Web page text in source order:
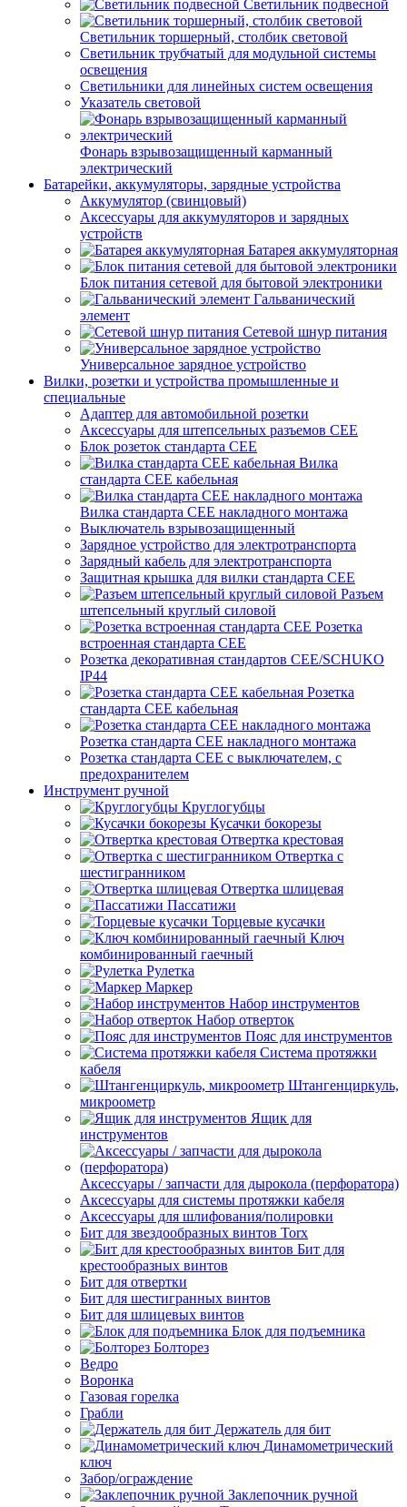
Светильник подвесной
Светильник торшерный, столбик световой
Светильник трубчатый для модульной системы
освещения
Светильники для линейных систем освещения
Указатель световой
Фонарь взрывозащищенный карманный
электрический
Батарейки, аккумуляторы, зарядные устройства
Аккумулятор (свинцовый)
Аксессуары для аккумуляторов и зарядных
устройств
Батарея аккумуляторная
Блок питания сетевой для бытовой электроники
Гальванический
элемент
Сетевой шнур питания
Универсальное зарядное устройство
Вилки, розетки и устройства промышленные и
специальные
Адаптер для автомобильной розетки
Аксессуары для штепсельных разъемов CEE
Блок розеток стандарта CEE
Вилка
стандарта CEE кабельная
Вилка стандарта CEE накладного монтажа
Выключатель взрывозащищенный
Зарядное устройство для электротранспорта
Зарядный кабель для электротранспорта
Защитная крышка для вилки стандарта CEE
Разъем
штепсельный круглый силовой
Розетка
встроенная стандарта CEE
Розетка декоративная стандартов CEE/SCHUKO
IP44
Розетка
стандарта СЕЕ кабельная
Розетка стандарта СЕЕ накладного монтажа
Розетка стандарта СЕЕ с выключателем, с
предохранителем
Инструмент ручной
Круглогубцы
Кусачки бокорезы
Отвертка крестовая
Отвертка с
шестигранником
Отвертка шлицевая
Пассатижи
Торцевые кусачки
Ключ
комбинированный гаечный
Рулетка
Маркер
Набор инструментов
Набор отверток
Пояс для инструментов
Система протяжки
кабеля
Штангенциркуль,
микроометр
Ящик для
инструментов
Аксессуары / запчасти для дырокола (перфоратора)
Аксессуары для системы протяжки кабеля
Аксессуары для шлифования/полировки
Бит для звездообразных винтов Torx
Бит для
крестообразных винтов
Бит для отвертки
Бит для шестигранных винтов
Бит для шлицевых винтов
Блок для подъемника
Болторез
Ведро
Воронка
Газовая горелка
Грабли
Держатель для бит
Динамометрический
ключ
Забор/ограждение
Заклепочник ручной